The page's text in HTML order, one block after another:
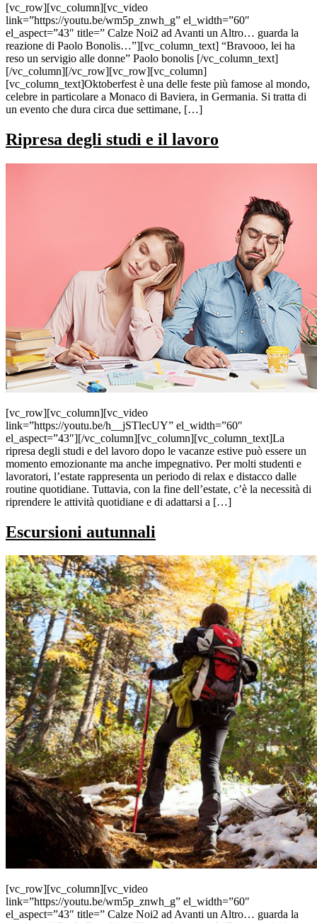
[vc_row][vc_column][vc_video
link=”https://youtu.be/wm5p_znwh_g” el_width=”60″
el_aspect=”43″ title=” Calze Noi2 ad Avanti un Altro… guarda la
reazione di Paolo Bonolis…”][vc_column_text] “Bravooo, lei ha
reso un servigio alle donne” Paolo bonolis [/vc_column_text]
[/vc_column][/vc_row][vc_row][vc_column]
[vc_column_text]Oktoberfest è una delle feste più famose al mondo,
celebre in particolare a Monaco di Baviera, in Germania. Si tratta di
un evento che dura circa due settimane, […]
Ripresa degli studi e il lavoro
[vc_row][vc_column][vc_video
link=”https://youtu.be/h__jSTlecUY” el_width=”60″
el_aspect=”43″][/vc_column][vc_column][vc_column_text]La
ripresa degli studi e del lavoro dopo le vacanze estive può essere un
momento emozionante ma anche impegnativo. Per molti studenti e
lavoratori, l’estate rappresenta un periodo di relax e distacco dalle
routine quotidiane. Tuttavia, con la fine dell’estate, c’è la necessità di
riprendere le attività quotidiane e di adattarsi a […]
Escursioni autunnali
[vc_row][vc_column][vc_video
link=”https://youtu.be/wm5p_znwh_g” el_width=”60″
el_aspect=”43″ title=” Calze Noi2 ad Avanti un Altro… guarda la